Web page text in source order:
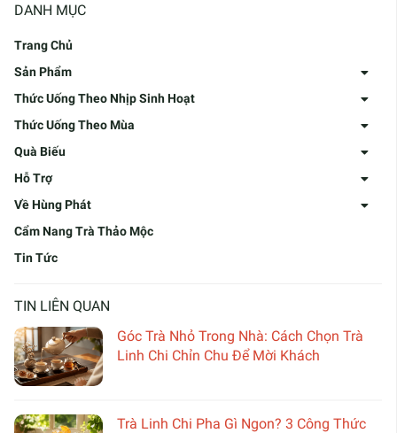
DANH MỤC
Trang Chủ
Sản Phẩm
Thức Uống Theo Nhịp Sinh Hoạt
Thức Uống Theo Mùa
Quà Biếu
Hỗ Trợ
Về Hùng Phát
Cẩm Nang Trà Thảo Mộc
Tin Tức
TIN LIÊN QUAN
Góc Trà Nhỏ Trong Nhà: Cách Chọn Trà
Linh Chi Chỉn Chu Để Mời Khách
Trà Linh Chi Pha Gì Ngon? 3 Công Thức